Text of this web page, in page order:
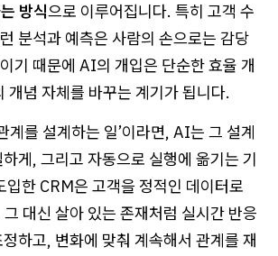
방식으로 이루어집니다. 특히 고객 수
분석과 예측은 사람의 손으로는 감당
기 때문에 AI의 개입은 단순한 효율 개
개념 자체를 바꾸는 계기가 됩니다.
계를 설계하는 일’이라면, AI는 그 설계
게, 그리고 자동으로 실행에 옮기는 기
한 CRM은 고객을 정적인 데이터로
대신 살아 있는 존재처럼 실시간 반응
하고, 변화에 맞춰 계속해서 관계를 재